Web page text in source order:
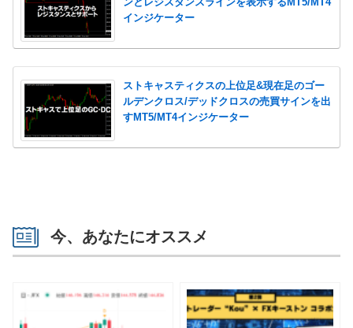
インジケーター
ストキャスティクスの上位足&現在足のゴー
ルデンクロス/デッドクロスの売買サインを出
すMT5/MT4インジケーター
今、あなたにオススメ